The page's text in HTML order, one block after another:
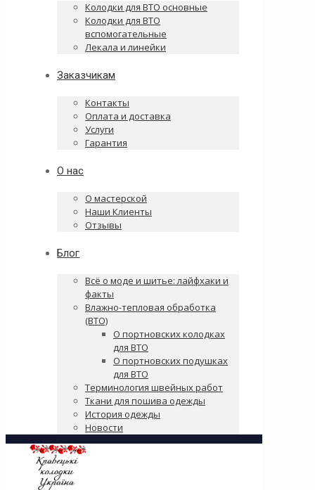
Колодки для ВТО основные
Колодки для ВТО
вспомогательные
Лекала и линейки
Заказчикам
Контакты
Оплата и доставка
Услуги
Гарантия
О нас
О мастерской
Наши Клиенты
Отзывы
Блог
Всё о моде и шитье: лайфхаки и
факты
Влажно-тепловая обработка
(ВТО)
О портновских колодках
для ВТО
О портновских подушках
для ВТО
Терминология швейных работ
Ткани для пошива одежды
История одежды
Новости